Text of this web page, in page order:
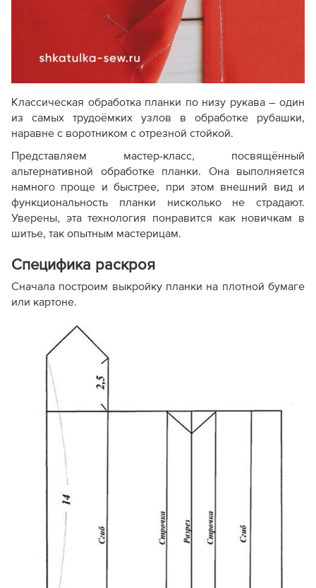
Классическая обработка планки по низу рукава – один
из самых трудоёмких узлов в обработке рубашки,
наравне с воротником с отрезной стойкой.
Представляем мастер-класс, посвящённый
альтернативной обработке планки. Она выполняется
намного проще и быстрее, при этом внешний вид и
функциональность планки нисколько не страдают.
Уверены, эта технология понравится как новичкам в
шитье, так опытным мастерицам.
Специфика раскроя
Сначала построим выкройку планки на плотной бумаге
или картоне.